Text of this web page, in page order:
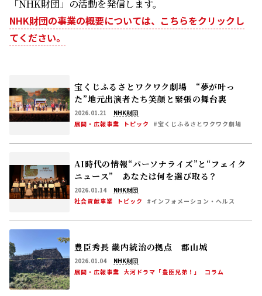
「NHK財団」の活動を発信します。
NHK財団の事業の概要については、こちらをクリックし
てください。
宝くじふるさとワクワク劇場 “夢が叶っ
た”地元出演者たち――笑顔と緊張の舞台裏
2026.01.21
NHK財団
展開・広報事業
トピック #宝くじふるさとワクワク劇場
AI時代の情報“パーソナライズ”と“フェイク
ニュース” あなたは何を選び取る？
2026.01.14
NHK財団
社会貢献事業
トピック #インフォメーション・ヘルス
豊臣秀長 畿内統治の拠点 郡山城
2026.01.04
NHK財団
展開・広報事業 大河ドラマ「豊臣兄弟！」 コラム